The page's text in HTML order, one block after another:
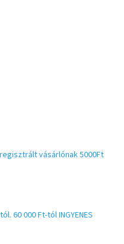
vásárlónak 5000Ft
60 000 Ft-tól INGYENES